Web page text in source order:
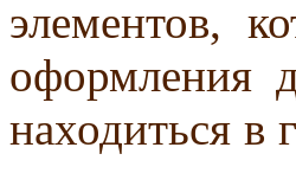
элементов,
оформления
находиться в